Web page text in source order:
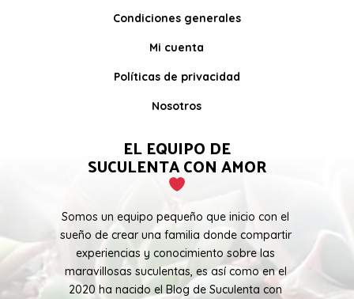
Condiciones generales
Mi cuenta
Políticas de privacidad
Nosotros
EL EQUIPO DE
SUCULENTA CON AMOR
Somos un equipo pequeño que inicio con el
sueño de crear una familia donde compartir
experiencias y conocimiento sobre las
maravillosas suculentas, es así como en el
2020 ha nacido el Blog de Suculenta con